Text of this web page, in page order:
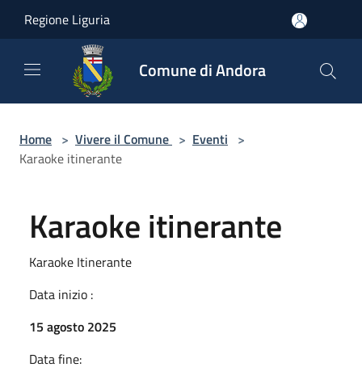
Regione Liguria
Comune di Andora
Home > Vivere il Comune > Eventi >
Karaoke itinerante
Karaoke itinerante
Karaoke Itinerante
Data inizio :
15 agosto 2025
Data fine: